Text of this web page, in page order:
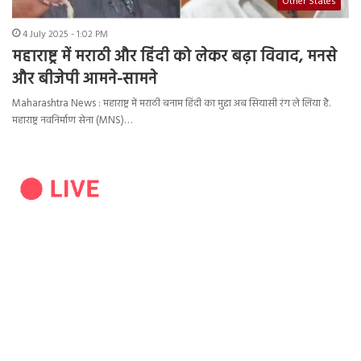
4 July 2025 - 1:02 PM
महाराष्ट्र में मराठी और हिंदी को लेकर बढ़ा विवाद, मनसे
और बीजेपी आमने-सामने
Maharashtra News : महाराष्ट्र में मराठी बनाम हिंदी का मुद्दा अब सियासी रंग ले लिया है.
महाराष्ट्र नवनिर्माण सेना (MNS)…